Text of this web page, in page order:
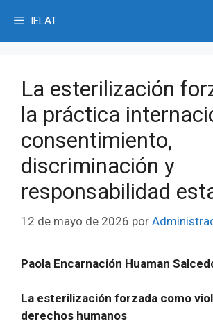
contenido
IELAT
La esterilización
la práctica
consentimiento,
discriminación y
responsabilidad
12 de mayo de 2026 por
Paola Encarnación Huaman
La esterilización forzada como
derechos humanos